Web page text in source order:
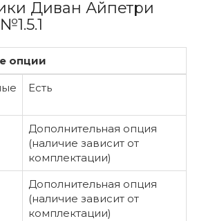
Диван Айпетри
опции
Есть
Дополнительная опция
(наличие зависит от
комплектации)
Дополнительная опция
(наличие зависит от
комплектации)